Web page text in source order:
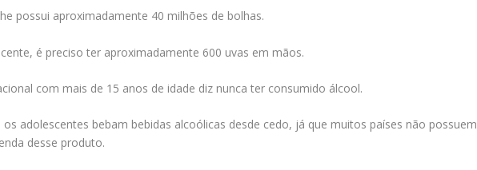
possui aproximadamente 40 milhões de bolhas.
é preciso ter aproximadamente 600 uvas em mãos.
com mais de 15 anos de idade diz nunca ter consumido álcool.
adolescentes bebam bebidas alcoólicas desde cedo, já que muitos países não possuem
desse produto.